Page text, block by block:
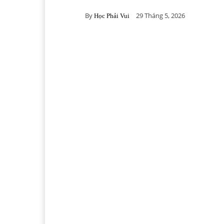
By Học Phải Vui 29 Tháng 5, 2026